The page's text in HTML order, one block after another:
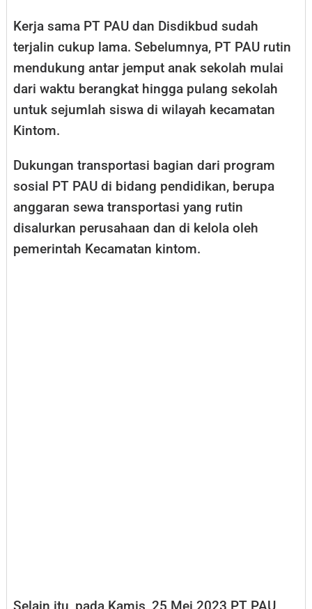
Kerja sama PT PAU dan Disdikbud sudah
terjalin cukup lama. Sebelumnya, PT PAU rutin
mendukung antar jemput anak sekolah mulai
dari waktu berangkat hingga pulang sekolah
untuk sejumlah siswa di wilayah kecamatan
Kintom.
Dukungan transportasi bagian dari program
sosial PT PAU di bidang pendidikan, berupa
anggaran sewa transportasi yang rutin
disalurkan perusahaan dan di kelola oleh
pemerintah Kecamatan kintom.
Selain itu, pada Kamis, 25 Mei 2023 PT PAU